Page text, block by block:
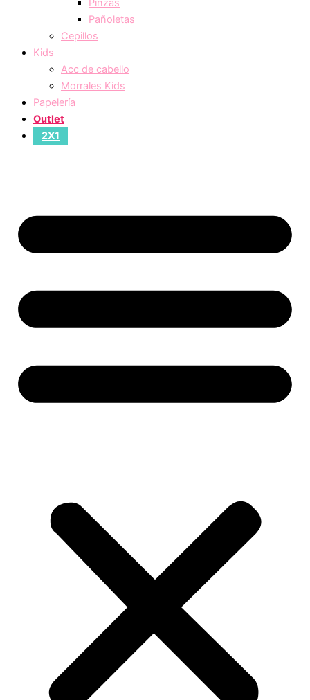
Pinzas
Pañoletas
Cepillos
Kids
Acc de cabello
Morrales Kids
Papelería
Outlet
2X1